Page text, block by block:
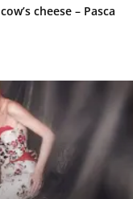
cheese – Pasca